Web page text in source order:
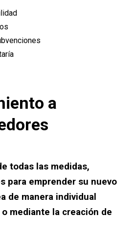
a
todas las medidas,
para emprender su nuevo
de manera individual
mediante la creación de